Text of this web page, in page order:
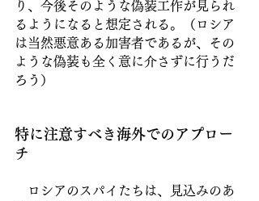
り、今後そのような偽装工作が見られ
るようになると想定される。（ロシア
は当然悪意ある加害者であるが、その
ような偽装も全く意に介さずに行うだ
ろう）
特に注意すべき海外でのアプロー
チ
ロシアのスパイたちは、見込みのあ